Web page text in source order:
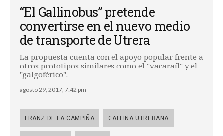
“El Gallinobus” pretende
convertirse en el nuevo medio
de transporte de Utrera
La propuesta cuenta con el apoyo popular frente a
otros prototipos similares como el "vacaraíl" y el
"galgoférico".
agosto 29, 2017, 7:42 pm
FRANZ DE LA CAMPIÑA GALLINA UTRERANA